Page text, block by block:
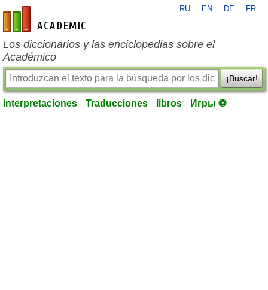
es-academic.com
RU EN DE FR
Los diccionarios y las enciclopedias sobre el
Académico
¡Buscar!
interpretaciones Traducciones libros Игры ⚽